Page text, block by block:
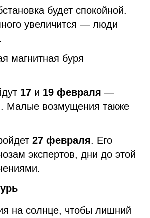
будет спокойной.
увеличится — люди
магнитная буря
17 и 19 февраля —
Малые возмущения также
27 февраля. Его
экспертов, дни до этой
на солнце, чтобы лишний